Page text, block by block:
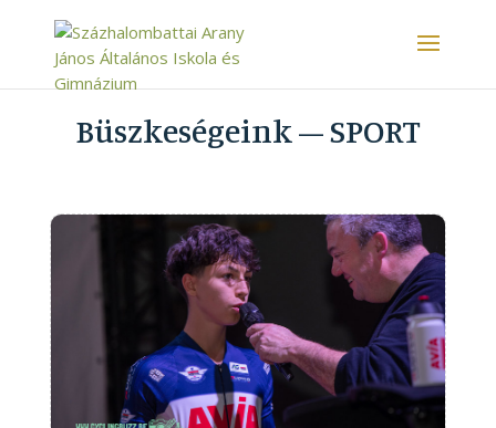
Büszkeségeink – SPORT